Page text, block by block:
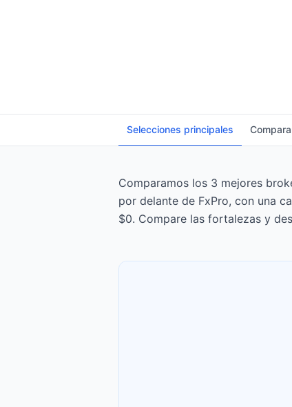
Selecciones principales
Comparamos los 3 mejores
por delante de FxPro, con una
$0. Compare las fortalezas y